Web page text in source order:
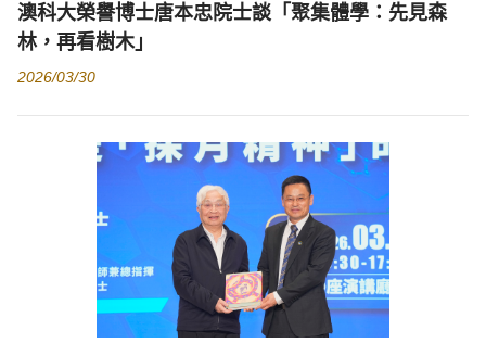
澳科大榮譽博士唐本忠院士談「聚集體學：先見森
林，再看樹木」
2026/03/30